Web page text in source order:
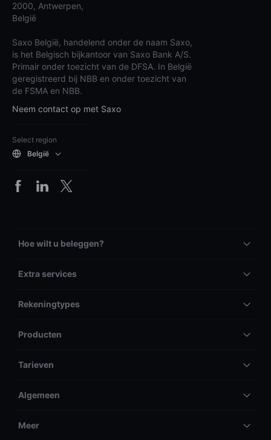
2000, Antwerpen,
België
Saxo België, handelend onder de naam Saxo,
is het Belgisch bijkantoor van Saxo Bank A/S.
Primair onder toezicht van de DFSA. In België
geregistreerd bij NBB en onder toezicht van
de FSMA en NBB.
Neem contact op met Saxo
Select region
België
Hoe wilt u beleggen?
Extra services
Rekeningtypes
Producten
Tarieven
Algemeen
Meer